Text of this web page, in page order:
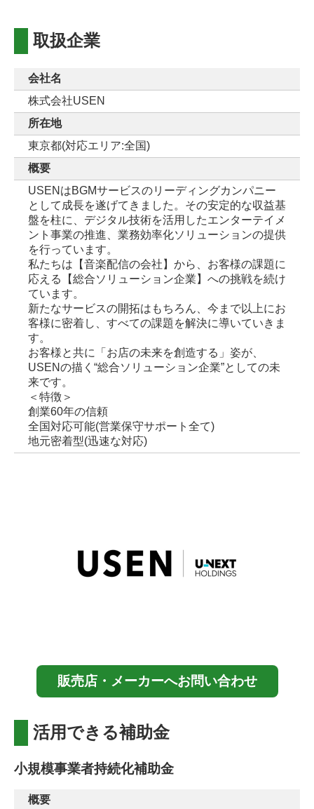
取扱企業
会社名
株式会社USEN
所在地
東京都(対応エリア:全国)
概要
USENはBGMサービスのリーディングカンパニー
として成長を遂げてきました。その安定的な収益基
盤を柱に、デジタル技術を活用したエンターテイメ
ント事業の推進、業務効率化ソリューションの提供
を行っています。
私たちは【音楽配信の会社】から、お客様の課題に
応える【総合ソリューション企業】への挑戦を続け
ています。
新たなサービスの開拓はもちろん、今まで以上にお
客様に密着し、すべての課題を解決に導いていきま
す。
お客様と共に「お店の未来を創造する」姿が、
USENの描く“総合ソリューション企業”としての未
来です。
＜特徴＞
創業60年の信頼
全国対応可能(営業保守サポート全て)
地元密着型(迅速な対応)
販売店・メーカーへお問い合わせ
活用できる補助金
小規模事業者持続化補助金
概要